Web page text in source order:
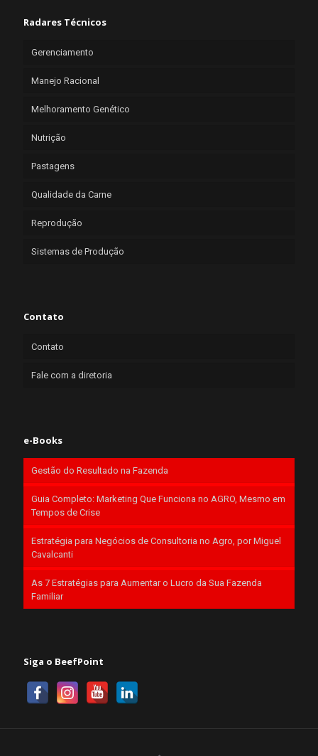
Radares Técnicos
Gerenciamento
Manejo Racional
Melhoramento Genético
Nutrição
Pastagens
Qualidade da Carne
Reprodução
Sistemas de Produção
Contato
Contato
Fale com a diretoria
e-Books
Gestão do Resultado na Fazenda
Guia Completo: Marketing Que Funciona no AGRO, Mesmo em
Tempos de Crise
Estratégia para Negócios de Consultoria no Agro, por Miguel
Cavalcanti
As 7 Estratégias para Aumentar o Lucro da Sua Fazenda
Familiar
Siga o BeefPoint